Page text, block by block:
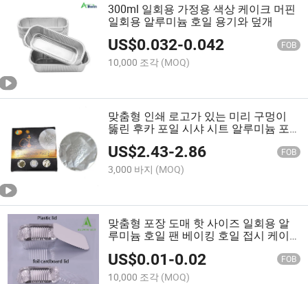
300ml 일회용 가정용 색상 케이크 머핀
일회용 알루미늄 호일 용기와 덮개
US$0.032-0.042 FOB
10,000 조각 (MOQ)
맞춤형 인쇄 로고가 있는 미리 구멍이
뚫린 후카 포일 시샤 시트 알루미늄 포
일과 컬러 박스
US$2.43-2.86 FOB
3,000 바지 (MOQ)
맞춤형 포장 도매 핫 사이즈 일회용 알
루미늄 호일 팬 베이킹 호일 접시 케이
US$0.01-0.02 FOB
10,000 조각 (MOQ)